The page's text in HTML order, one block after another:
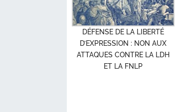
DÉFENSE DE LA LIBERTÉ
D’EXPRESSION : NON AUX
ATTAQUES CONTRE LA LDH
ET LA FNLP